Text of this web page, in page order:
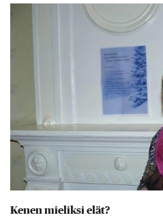
Kenen mieliksi elät?